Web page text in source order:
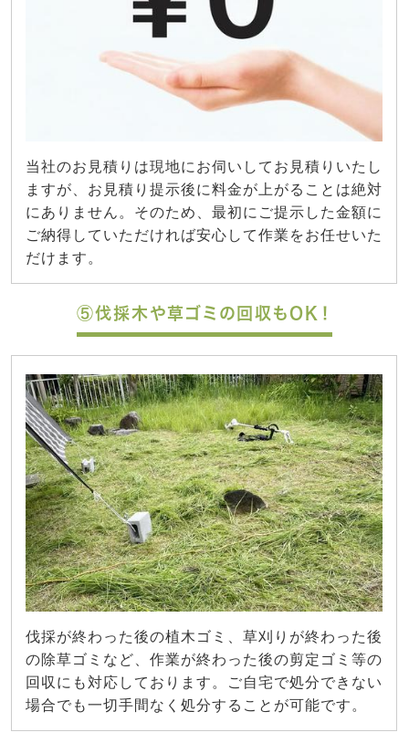
当社のお見積りは現地にお伺いしてお見積りいたし
ますが、お見積り提示後に料金が上がることは絶対
にありません。そのため、最初にご提示した金額に
ご納得していただければ安心して作業をお任せいた
だけます。
⑤伐採木や草ゴミの回収もOK！
伐採が終わった後の植木ゴミ、草刈りが終わった後
の除草ゴミなど、作業が終わった後の剪定ゴミ等の
回収にも対応しております。ご自宅で処分できない
場合でも一切手間なく処分することが可能です。